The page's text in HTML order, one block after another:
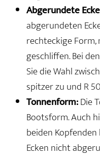
Abgerundete
abgerundeten
rechteckige Form,
geschliffen. Bei
Sie die Wahl
spitzer zu und R
Tonnenform:Die
Bootsform. Auch
beiden
Ecken nicht